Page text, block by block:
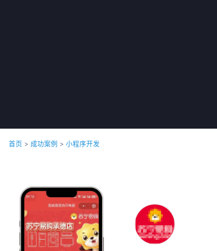
首页 > 成功案例 > 小程序开发
意向产品